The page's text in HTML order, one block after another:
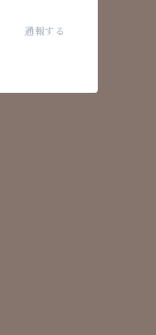
通報する